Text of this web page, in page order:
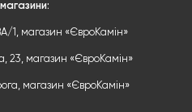
1, магазин «ЄвроКамін»
23, магазин «ЄвроКамін»
магазин «ЄвроКамін»